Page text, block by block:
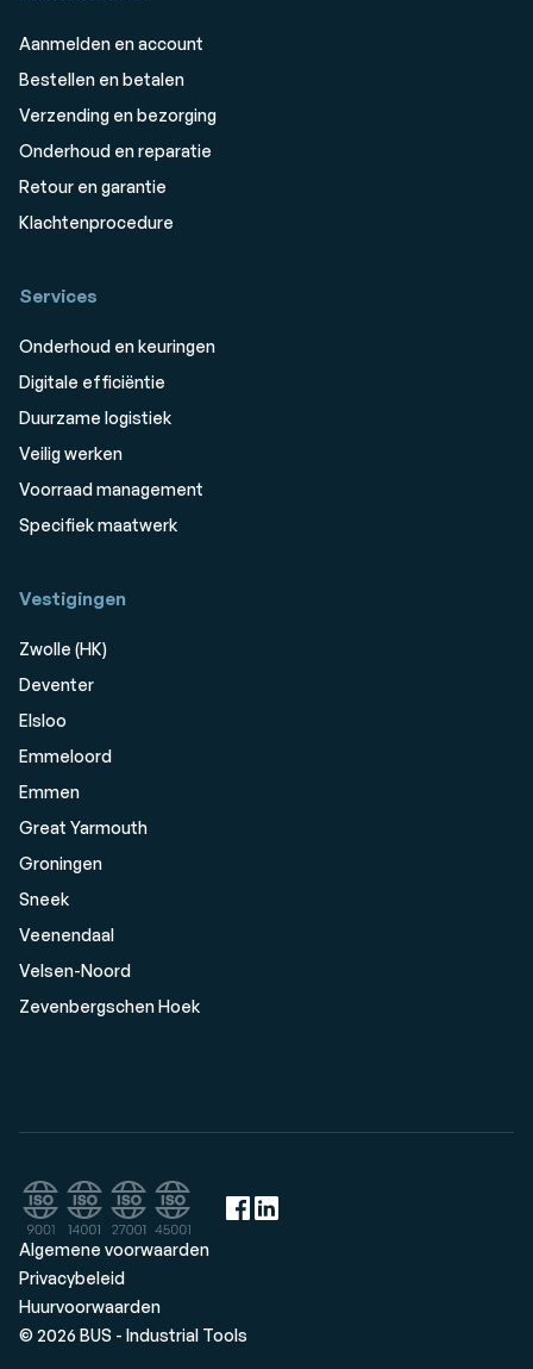
Aanmelden en account
Bestellen en betalen
Verzending en bezorging
Onderhoud en reparatie
Retour en garantie
Klachtenprocedure
Services
Onderhoud en keuringen
Digitale efficiëntie
Duurzame logistiek
Veilig werken
Voorraad management
Specifiek maatwerk
Vestigingen
Zwolle (HK)
Deventer
Elsloo
Emmeloord
Emmen
Great Yarmouth
Groningen
Sneek
Veenendaal
Velsen-Noord
Zevenbergschen Hoek
Algemene voorwaarden
Privacybeleid
Huurvoorwaarden
© 2026 BUS - Industrial Tools